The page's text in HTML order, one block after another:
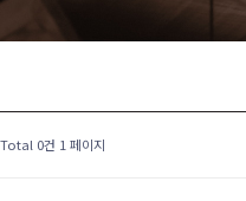
Total 0건 1 페이지